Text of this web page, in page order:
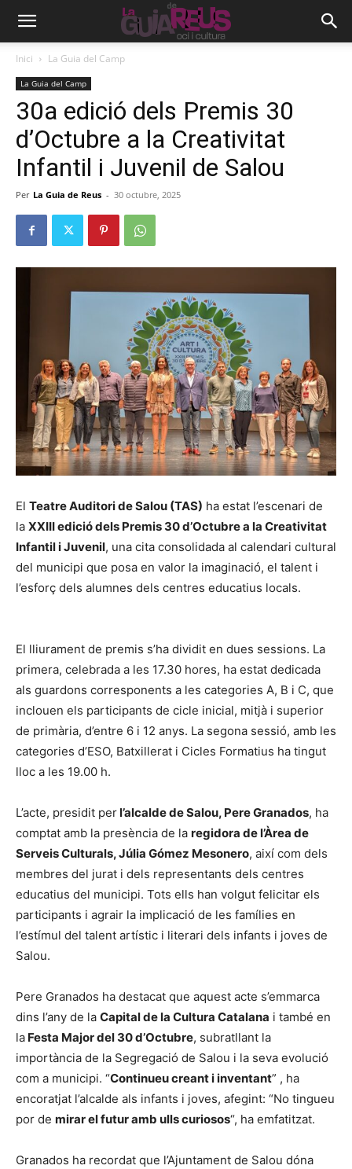
Inici La Guia del Camp
La Guia del Camp
30a edició dels Premis 30
d’Octubre a la Creativitat
Infantil i Juvenil de Salou
Per La Guia de Reus - 30 octubre, 2025
El Teatre Auditori de Salou (TAS) ha estat l’escenari de
la XXIII edició dels Premis 30 d’Octubre a la Creativitat
Infantil i Juvenil, una cita consolidada al calendari cultural
del municipi que posa en valor la imaginació, el talent i
l’esforç dels alumnes dels centres educatius locals.
El lliurament de premis s’ha dividit en dues sessions. La
primera, celebrada a les 17.30 hores, ha estat dedicada
als guardons corresponents a les categories A, B i C, que
inclouen els participants de cicle inicial, mitjà i superior
de primària, d’entre 6 i 12 anys. La segona sessió, amb les
categories d’ESO, Batxillerat i Cicles Formatius ha tingut
lloc a les 19.00 h.
L’acte, presidit perl’alcalde de Salou, Pere Granados, ha
comptat amb la presència de la regidora de l’Àrea de
Serveis Culturals, Júlia Gómez Mesonero, així com dels
membres del jurat i dels representants dels centres
educatius del municipi. Tots ells han volgut felicitar els
participants i agrair la implicació de les famílies en
l’estímul del talent artístic i literari dels infants i joves de
Salou.
Pere Granados ha destacat que aquest acte s’emmarca
dins l’any de la Capital de la Cultura Catalana i també en
la Festa Major del 30 d’Octubre, subratllant la
importància de la Segregació de Salou i la seva evolució
com a municipi. “Continueu creant i inventant” , ha
encoratjat l’alcalde als infants i joves, afegint: “No tingueu
por de mirar el futur amb ulls curiosos“, ha emfatitzat.
Granados ha recordat que l’Ajuntament de Salou dóna